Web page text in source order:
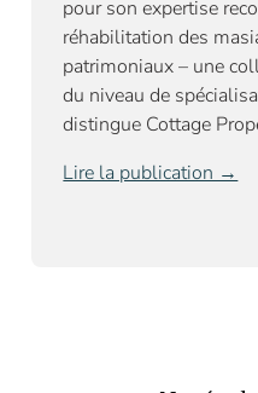
pour son expertise
réhabilitation des
patrimoniaux – une
du niveau de
distingue Cottage
Lire la publication →